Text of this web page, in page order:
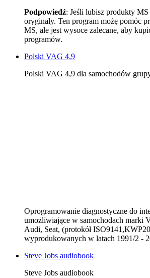
Podpowiedź: Jeśli lubisz produkty
oryginały. Ten program możę pomóc
MS, ale jest wysoce zalecane, aby
programów.
Polski VAG 4,9
Polski VAG 4,9 dla samochodów
Oprogramowanie diagnostyczne do
umożliwiające w samochodach marki
Audi, Seat, (protokół
wyprodukowanych w latach 1991/2 -
Steve Jobs audiobook
Steve Jobs audiobook